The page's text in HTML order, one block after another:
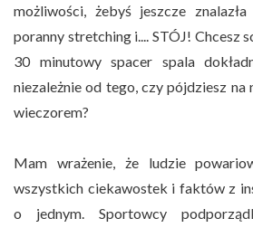
możliwości, żebyś jeszcze
poranny stretching i.... STÓJ! Chcesz
30 minutowy spacer spala
niezależnie od tego, czy pójdziesz na
wieczorem?
Mam wrażenie, że ludzie
wszystkich ciekawostek i faktów z
o jednym. Sportowcy